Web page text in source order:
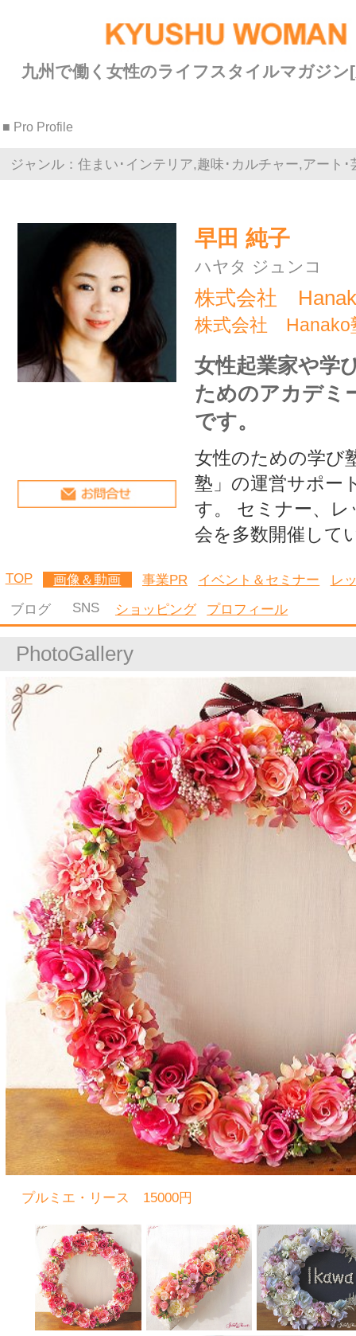
ジャンル：住まい･インテリア,趣味･カルチャー,アート･芸術
株式会社 Hanako塾
株式会社 Hanako塾
女性起業家や学びたい女性の
ためのアカデミー Hanako塾
です。
女性のための学び塾「Hanako
塾」の運営サポートをしていま
す。 セミナー、レッスン、勉強
会を多数開催しています。
イベント＆セミナー
プロフィール
PhotoGallery
プルミエ・リース 15000円
TOP 画像＆動画 事業PR イベント＆セミナー レッスン
コラム
ブログ
SNS ショッピング プロフィール
事業PR
❁ 九州･福岡 女性のためのセミナーを開催
九州･福岡 女性のためのアカデミーHanako
塾は、2012 年1 月株式会社Hanako 塾として
新たなスタートを切りました。